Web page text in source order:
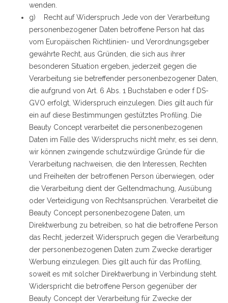
wenden.
g) Recht auf Widerspruch Jede von der Verarbeitung
personenbezogener Daten betroffene Person hat das
vom Europäischen Richtlinien- und Verordnungsgeber
gewährte Recht, aus Gründen, die sich aus ihrer
besonderen Situation ergeben, jederzeit gegen die
Verarbeitung sie betreffender personenbezogener Daten,
die aufgrund von Art. 6 Abs. 1 Buchstaben e oder f DS-
GVO erfolgt, Widerspruch einzulegen. Dies gilt auch für
ein auf diese Bestimmungen gestütztes Profiling. Die
Beauty Concept verarbeitet die personenbezogenen
Daten im Falle des Widerspruchs nicht mehr, es sei denn,
wir können zwingende schutzwürdige Gründe für die
Verarbeitung nachweisen, die den Interessen, Rechten
und Freiheiten der betroffenen Person überwiegen, oder
die Verarbeitung dient der Geltendmachung, Ausübung
oder Verteidigung von Rechtsansprüchen. Verarbeitet die
Beauty Concept personenbezogene Daten, um
Direktwerbung zu betreiben, so hat die betroffene Person
das Recht, jederzeit Widerspruch gegen die Verarbeitung
der personenbezogenen Daten zum Zwecke derartiger
Werbung einzulegen. Dies gilt auch für das Profiling,
soweit es mit solcher Direktwerbung in Verbindung steht.
Widerspricht die betroffene Person gegenüber der
Beauty Concept der Verarbeitung für Zwecke der